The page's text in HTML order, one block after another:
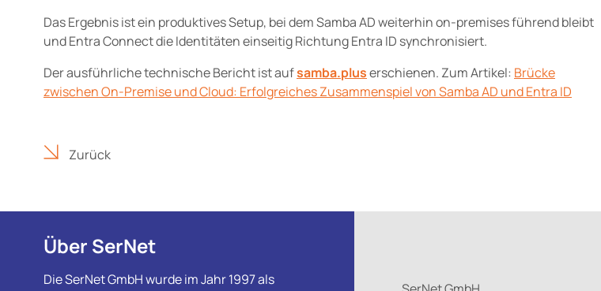
Das Ergebnis ist ein produktives Setup, bei dem Samba AD weiterhin on-premises führend bleibt
und Entra Connect die Identitäten einseitig Richtung Entra ID synchronisiert.
Der ausführliche technische Bericht ist aufsamba.pluserschienen. Zum Artikel: Brücke
zwischen On-Premise und Cloud: Erfolgreiches Zusammenspiel von Samba AD und Entra ID
Zurück
Über SerNet
Die SerNet GmbH wurde im Jahr 1997 als